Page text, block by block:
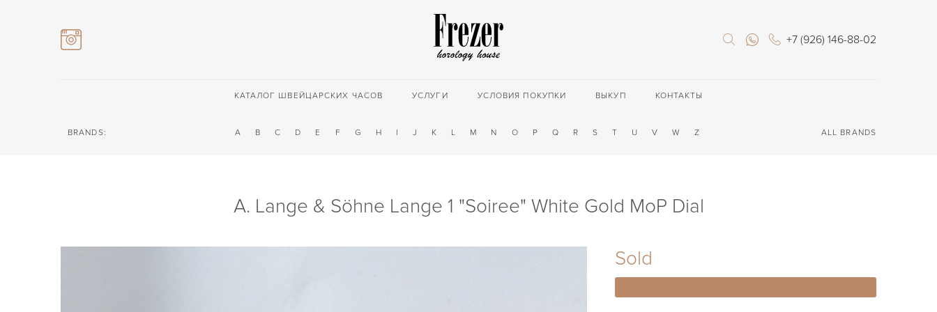
+7 (926) 146-88-02
КАТАЛОГ ШВЕЙЦАРСКИХ ЧАСОВ УСЛУГИ УСЛОВИЯ ПОКУПКИ ВЫКУП КОНТАКТЫ
BRANDS: A B C D E F G H I J K L M N O P Q R S T U V W Z ALL BRANDS
A. Lange & Söhne Lange 1 "Soiree" White Gold MoP Dial
Sold